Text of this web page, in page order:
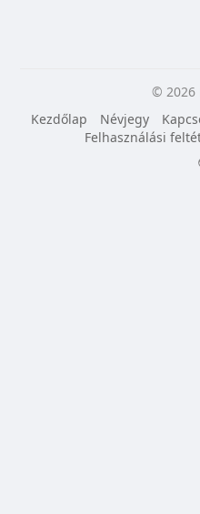
© 2026
Kezdőlap
Névjegy
Felhasználási